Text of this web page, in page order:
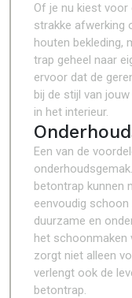
Of je nu kiest
strakke afwerking
houten bekleding,
trap geheel naar
ervoor dat de
bij de stijl van
in het interieur.
Een van de
betontrap kunnen
eenvoudig
duurzame en
het schoonmaken
zorgt niet alleen
verlengt ook de
betontrap.